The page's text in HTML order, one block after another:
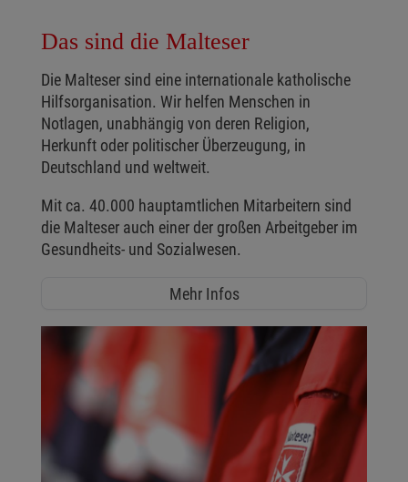
Das sind die Malteser
Die Malteser sind eine internationale katholische
Hilfsorganisation. Wir helfen Menschen in
Notlagen, unabhängig von deren Religion,
Herkunft oder politischer Überzeugung, in
Deutschland und weltweit.
Mit ca. 40.000 hauptamtlichen Mitarbeitern sind
die Malteser auch einer der großen Arbeitgeber im
Gesundheits- und Sozialwesen.
Mehr Infos